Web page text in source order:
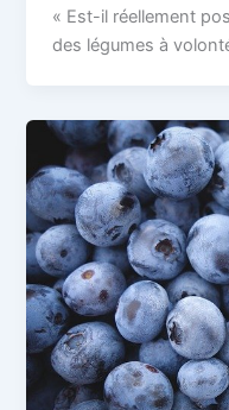
« Est-il réellement
des légumes à